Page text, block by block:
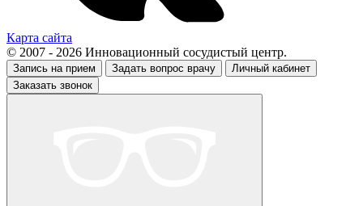
Карта сайта
© 2007 - 2026 Инновационный сосудистый центр.
Запись на прием Задать вопрос врачу
Личный кабинет
Заказать звонок